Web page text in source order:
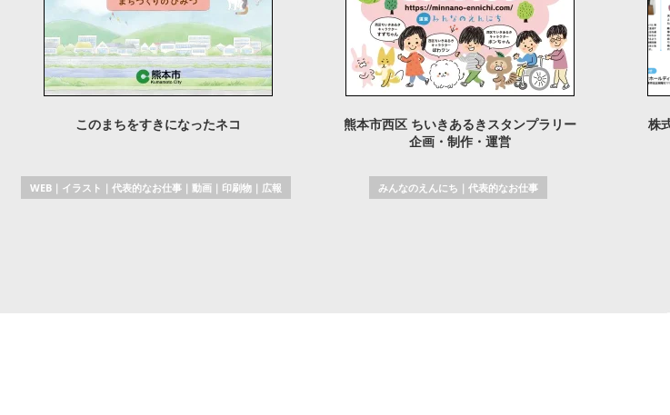
このまちをすきになったネコ
WEB ｜ イラスト ｜ 代表的なお仕事 ｜ 動画 ｜ 印刷物 ｜ 広報
熊本市西区 ちいきあるきスタンプラリー
企画・制作・運営
みんなのえんにち ｜ 代表的なお仕事
株